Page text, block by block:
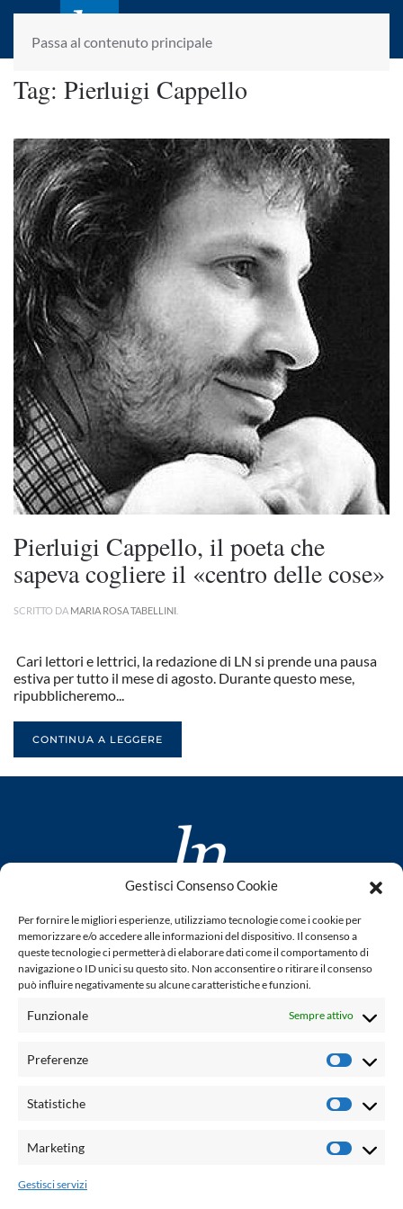
Gestisci Consenso Cookie
Per fornire le migliori esperienze, utilizziamo tecnologie come i cookie per
memorizzare e/o accedere alle informazioni del dispositivo. Il consenso a
queste tecnologie ci permetterà di elaborare dati come il comportamento di
navigazione o ID unici su questo sito. Non acconsentire o ritirare il consenso
può influire negativamente su alcune caratteristiche e funzioni.
Funzionale Sempre attivo
Preferenze
Statistiche
Marketing
Gestisci servizi
Passa al contenuto principale
laletteraturaenoi.it
fondato da Romano Luperini
Tag: Pierluigi Cappello
Pierluigi Cappello, il poeta che
sapeva cogliere il «centro delle cose»
SCRITTO DA MARIA ROSA TABELLINI
Cari lettori e lettrici, la redazione di LN si prende una pausa
estiva per tutto il mese di agosto. Durante questo mese,
ripubblicheremo...
CONTINUA A LEGGERE
www.laletteraturaenoi.it
fondato da Romano Luperini
Questo blog non rappresenta una testata giornalistica in
quanto viene aggiornato senza alcuna periodicità. Non può
legge n° 62 del 7.03.2001. L'autore non è responsabile per
email: